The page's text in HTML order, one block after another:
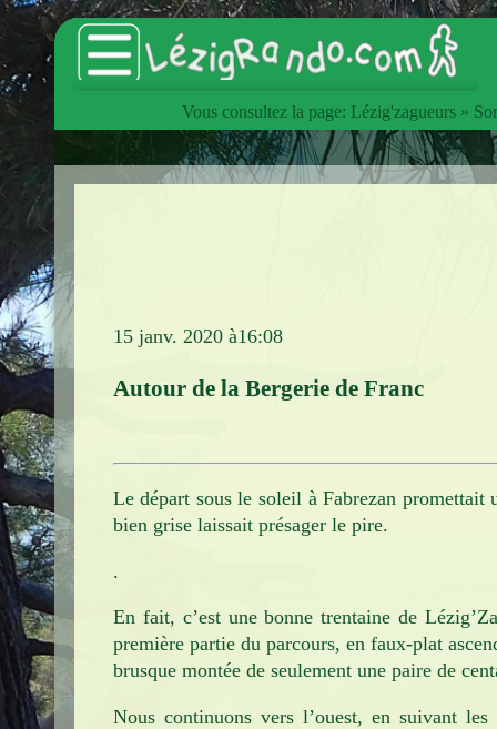
Accueil
Catalogue des articles
L'InterClub
Infos pratiques
Vous consultez la page: Lézig'zagueurs »
15 janv. 2020 à16:08
Autour de la Bergerie de Franc
Le départ sous le soleil à Fabrezan promettait
bien grise laissait présager le pire.
.
En fait, c’est une bonne trentaine de
première partie du parcours, en faux-plat
brusque montée de seulement une paire de
Nous continuons vers l’ouest, en suivant